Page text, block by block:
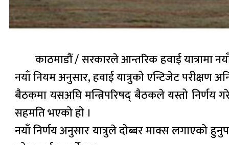
काठमाडौं / सरकारले आन्तरिक हवाई यात्रामा
नयाँ नियम अनुसार, हवाई यात्रुको एन्टिजेट परीक्षण
बैठकमा यसअघि मन्त्रिपरिषद् बैठकले यस्तो निर्णय
सहमति भएको हो ।
नयाँ निर्णय अनुसार यात्रुले दोब्बर माक्स लगाएको